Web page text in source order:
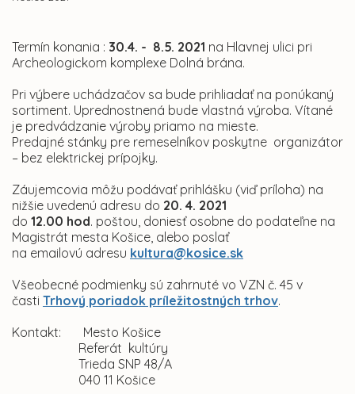
Termín konania : 30.4. - 8.5. 2021 na Hlavnej ulici pri
Archeologickom komplexe Dolná brána.
Pri výbere uchádzačov sa bude prihliadať na ponúkaný
sortiment. Uprednostnená bude vlastná výroba. Vítané
je predvádzanie výroby priamo na mieste.
Predajné stánky pre remeselníkov poskytne organizátor
– bez elektrickej prípojky.
Záujemcovia môžu podávať prihlášku (viď príloha) na
nižšie uvedenú adresu do 20. 4. 2021
do 12.00 hod. poštou, doniesť osobne do podateľne na
Magistrát mesta Košice, alebo poslať
na emailovú adresu kultura@kosice.sk
Všeobecné podmienky sú zahrnuté vo VZN č. 45 v
časti Trhový poriadok príležitostných trhov.
Kontakt:
Mesto Košice
Referát kultúry
Trieda SNP 48/A
040 11 Košice